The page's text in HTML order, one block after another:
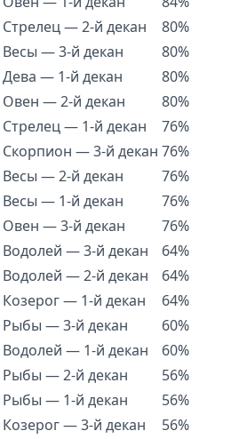
Стрелец — 2-й декан
80%
Весы — 3-й декан
80%
Дева — 1-й декан
80%
Овен — 2-й декан
80%
Стрелец — 1-й декан
76%
Скорпион — 3-й декан 76%
Весы — 2-й декан
76%
Весы — 1-й декан
76%
Овен — 3-й декан
76%
Водолей — 3-й декан
64%
Водолей — 2-й декан
64%
Козерог — 1-й декан
64%
Рыбы — 3-й декан
60%
Водолей — 1-й декан
60%
Рыбы — 2-й декан
56%
Рыбы — 1-й декан
56%
Козерог — 3-й декан
56%